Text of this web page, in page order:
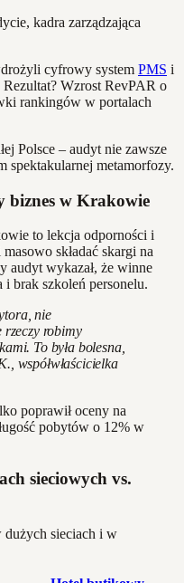
cyfrowy system PMS i
Wzrost RevPAR o
rankingów w portalach
Polsce – audyt nie zawsze
spektakularnej metamorfozy.
biznes w Krakowie
to lekcja odporności i
składać skargi na
audyt wykazał, że winne
i brak szkoleń personelu.
nie
rzeczy robimy
To była bolesna,
współwłaścicielka
poprawił oceny na
pobytów o 12% w
sieciowych vs.
dużych sieciach i w